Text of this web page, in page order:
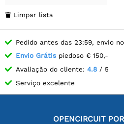
 Limpar lista
Pedido antes das 23:59, envio
Envio Grátis piedoso € 150,-
Avaliação do cliente: 4.8 / 5
Serviço excelente
OPENCIRCUIT